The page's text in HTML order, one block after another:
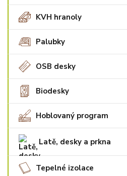
KVH hranoly
Palubky
OSB desky
Biodesky
Hoblovaný program
Latě, desky a prkna
Tepelné izolace